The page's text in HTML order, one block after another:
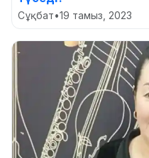
Сұқбат•19 тамыз, 2023